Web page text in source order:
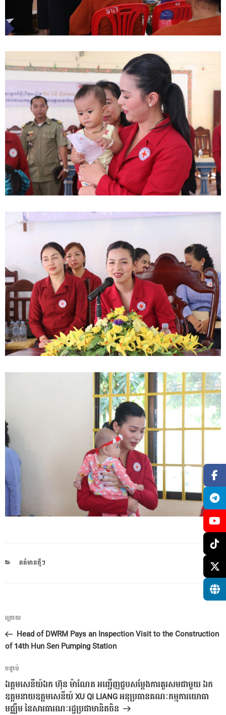
CATEGORIES
ពត៌មានថ្មីៗ
ការ​
នាំទិស​
ប្រកាស
អត្ថបទ
មុន
ក្រោយ
Head of DWRM Pays an Inspection Visit to the Construction
of 14th Hun Sen Pumping Station
អត្ថបទ
បន្ទាប់
បន្ទាប់
ឯត្តមសេនីយ៍ឯក ហ៊ុន ម៉ាណែត អញ្ជើញ​ជួបសម្តែងការគួរសម​ជាមួយ​ ឯក
ឧត្តមនាយឧត្តមសេនីយ៍ XU QI LIANG អនុប្រធាន​គណៈកម្មការ​យោធា
មជ្ឈឹម​ នៃសារធារណៈរដ្ឋប្រជាមានិតចិន